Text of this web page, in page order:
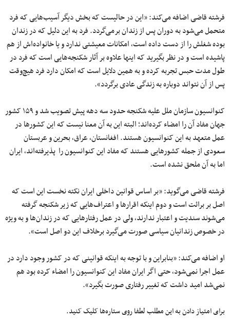
فرشته قاضی اضافه می‌کند: «این در حالیست که بخش دیگر آسیب‌هایی که فرد
متحمل می‌شود به دوران پس از زندان برمی‌گردد. فرد به این دلیل که در زندان
بوده شغلش را از دست داده است٬ امکانات معیشتی ندارد و یا خانواده‌اش از هم
پاشیده است و در نظر بگیرید که اینها علاوه بر آثار شکنجه‌هایی است که فرد در
طول مدت حبس تجربه کرده و به همین دلایل است که امکان دارد فرد هیچ‌وقت
پس از آن نتواند دوباره به زندگی عادی برگردد».
کنوانسیون سازمان ملل علیه شکنجه حدود سه دهه پیش تصویب شد و ۱۵۹ کشور
جهان مفاد آن را امضاء کرده‌اند؛ البته این به آن معنا نیست که این کشورها در
عمل متعهد به این کنوانسیون هستند. افغانستان٬ عراق٬ بحرین و عربستان
سعودی از جمله کشورهایی هستند که مفاد این کنوانسیون را پذیرفته‌اند٬ ایران
اما به آن ملحق نشده است.
فرشته قاضی می‌گوید: «بر اساس قوانین داخلی ایران نکته نخست این است که
اصل بر برائت است و دوم اینکه اقرارها و اعتراف‌هایی که زیر شکنجه گرفته
می‌شوند سندیت و اعتبار ندارند٬ ولی در عمل رفتارهایی که در زندان‌ها و به ویژه
در خصوص زندانیان سیاسی صورت می‌گیرد برخلاف این دو اصل است».
او اضافه می‌کند: «بنابراین و با توجه به اینکه قوانینی که در کشور وجود دارد در
عمل اجرا نمی‌شود٬ حتی اگر ایران مفاد این کنوانسیون را امضاء کرده بود هم
نمی‌شد امید داشت که تغییر رفتاری صورت بگیرد».
برای امتیاز دادن به این مطلب لطفا روی ستاره‌ها کلیک کنید.